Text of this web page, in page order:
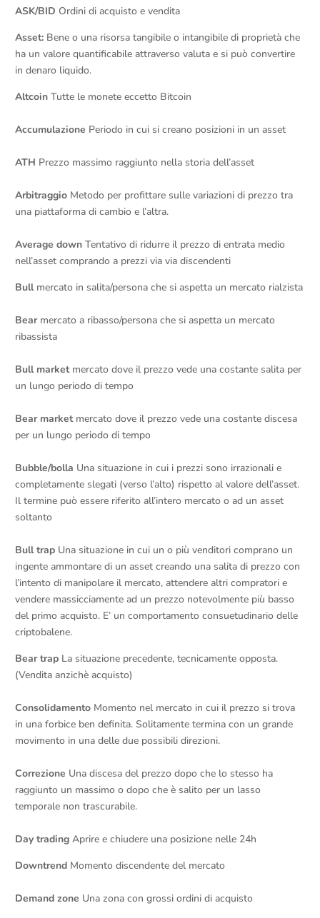
ASK/BID Ordini di acquisto e vendita
Asset: Bene o una risorsa tangibile o intangibile di proprietà che
ha un valore quantificabile attraverso valuta e si può convertire
in denaro liquido.
Altcoin Tutte le monete eccetto Bitcoin
Accumulazione Periodo in cui si creano posizioni in un asset
ATH Prezzo massimo raggiunto nella storia dell’asset
Arbitraggio Metodo per profittare sulle variazioni di prezzo tra
una piattaforma di cambio e l’altra.
Average down Tentativo di ridurre il prezzo di entrata medio
nell’asset comprando a prezzi via via discendenti
Bull mercato in salita/persona che si aspetta un mercato rialzista
Bear mercato a ribasso/persona che si aspetta un mercato
ribassista
Bull market mercato dove il prezzo vede una costante salita per
un lungo periodo di tempo
Bear market mercato dove il prezzo vede una costante discesa
per un lungo periodo di tempo
Bubble/bolla Una situazione in cui i prezzi sono irrazionali e
completamente slegati (verso l’alto) rispetto al valore dell’asset.
Il termine può essere riferito all’intero mercato o ad un asset
soltanto
Bull trap Una situazione in cui un o più venditori comprano un
ingente ammontare di un asset creando una salita di prezzo con
l’intento di manipolare il mercato, attendere altri compratori e
vendere massicciamente ad un prezzo notevolmente più basso
del primo acquisto. E’ un comportamento consuetudinario delle
criptobalene.
Bear trap La situazione precedente, tecnicamente opposta.
(Vendita anzichè acquisto)
Consolidamento Momento nel mercato in cui il prezzo si trova
in una forbice ben definita. Solitamente termina con un grande
movimento in una delle due possibili direzioni.
Correzione Una discesa del prezzo dopo che lo stesso ha
raggiunto un massimo o dopo che è salito per un lasso
temporale non trascurabile.
Day trading Aprire e chiudere una posizione nelle 24h
Downtrend Momento discendente del mercato
Demand zone Una zona con grossi ordini di acquisto